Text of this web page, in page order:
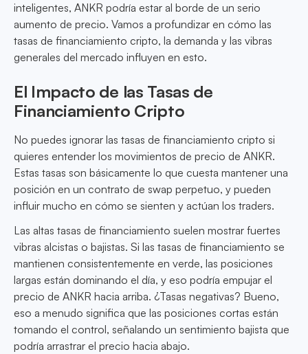
inteligentes, ANKR podría estar al borde de un serio
aumento de precio. Vamos a profundizar en cómo las
tasas de financiamiento cripto, la demanda y las vibras
generales del mercado influyen en esto.
El Impacto de las Tasas de
Financiamiento Cripto
No puedes ignorar las tasas de financiamiento cripto si
quieres entender los movimientos de precio de ANKR.
Estas tasas son básicamente lo que cuesta mantener una
posición en un contrato de swap perpetuo, y pueden
influir mucho en cómo se sienten y actúan los traders.
Las altas tasas de financiamiento suelen mostrar fuertes
vibras alcistas o bajistas. Si las tasas de financiamiento se
mantienen consistentemente en verde, las posiciones
largas están dominando el día, y eso podría empujar el
precio de ANKR hacia arriba. ¿Tasas negativas? Bueno,
eso a menudo significa que las posiciones cortas están
tomando el control, señalando un sentimiento bajista que
podría arrastrar el precio hacia abajo.